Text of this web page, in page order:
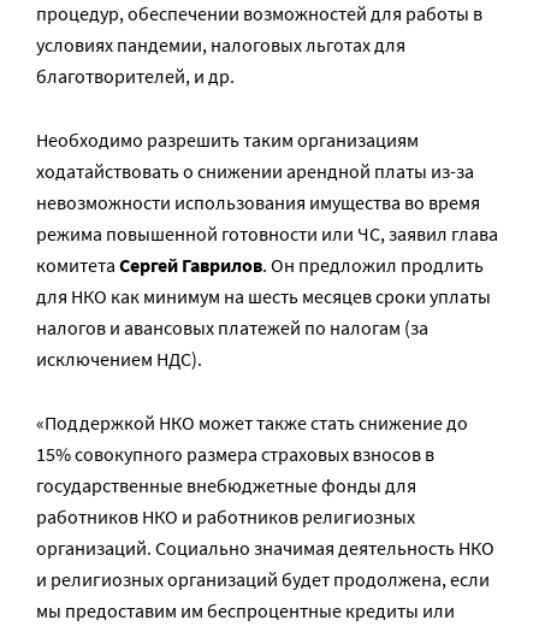
процедур, обеспечении возможностей для работы в
условиях пандемии, налоговых льготах для
благотворителей, и др.
Необходимо разрешить таким организациям
ходатайствовать о снижении арендной платы из-за
невозможности использования имущества во время
режима повышенной готовности или ЧС, заявил глава
комитета Сергей Гаврилов. Он предложил продлить
для НКО как минимум на шесть месяцев сроки уплаты
налогов и авансовых платежей по налогам (за
исключением НДС).
«Поддержкой НКО может также стать снижение до
15% совокупного размера страховых взносов в
государственные внебюджетные фонды для
работников НКО и работников религиозных
организаций. Социально значимая деятельность НКО
и религиозных организаций будет продолжена, если
мы предоставим им беспроцентные кредиты или